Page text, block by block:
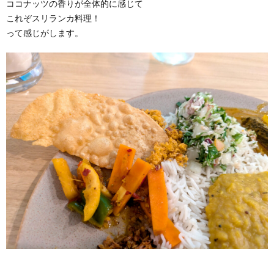
ココナッツの香りが全体的に感じて
これぞスリランカ料理！
って感じがします。